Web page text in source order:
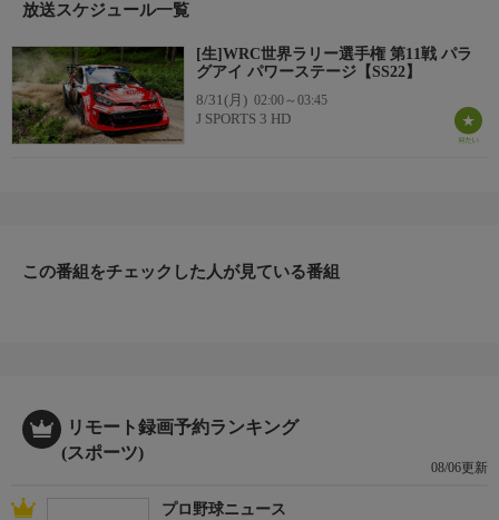
SSはターマック(舗装路)、グラベル(未舗装路)、スノーなど様々
SSとSSの間は公道を走行して移動、その移動区間をリエゾンと
呼び、一般車と同じ交通規則を守らなければいけない。
またマシンを操縦するドライバーと、コースをナビゲートする
コ・ドライバーの2人で組んでマシンに乗り込むのもWRCならで
放送スケジュール一覧
[生]WRC世界ラリー選手権 第11戦 パラ
グアイ パワーステージ【SS22】
8/31(月) 02:00～03:45
J SPORTS 3 HD
この番組をチェックした人が見ている番組
リモート録画予約ランキング
(スポーツ)
08/06更新
プロ野球ニュース